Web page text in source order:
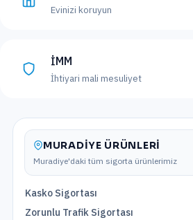
Evinizi koruyun
İMM
İhtiyari mali mesuliyet
MURADIYE ÜRÜNLERI
Muradiye'daki tüm sigorta ürünlerimiz
Kasko Sigortası
Zorunlu Trafik Sigortası